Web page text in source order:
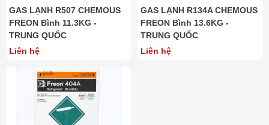
GAS LẠNH R507 CHEMOUS
FREON Bình 11.3KG -
TRUNG QUỐC
Liên hệ
GAS LẠNH R134A CHEMOUS
FREON Bình 13.6KG -
TRUNG QUỐC
Liên hệ